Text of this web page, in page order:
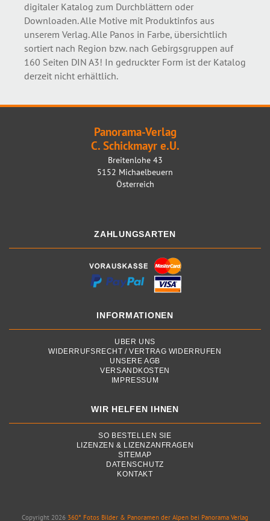
digitaler Katalog zum Durchblättern oder
Downloaden. Alle Motive mit Produktinfos aus
unserem Verlag. Alle Panos in Farbe, übersichtlich
sortiert nach Region bzw. nach Gebirgsgruppen auf
160 Seiten DIN A3! In gedruckter Form ist der Katalog
derzeit nicht erhältlich.
Panorama-Verlag
C. Schickmayr e.U.
Breitenlohe 43
5152 Michaelbeuern
Österreich
ZAHLUNGSARTEN
INFORMATIONEN
ÜBER UNS
WIDERRUFSRECHT / VERTRAG WIDERRUFEN
UNSERE AGB
VERSANDKOSTEN
IMPRESSUM
WIR HELFEN IHNEN
SO BESTELLEN SIE
LIZENZEN & LIZENZANFRAGEN
SITEMAP
DATENSCHUTZ
KONTAKT
Copyright 2026 360° Fotos Bilder & Panoramen der Alpen bei Panorama Verlag